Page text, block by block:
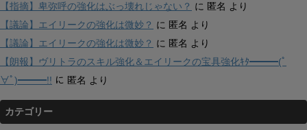
【指摘】卑弥呼の強化はぶっ壊れじゃない？ に 匿名 より
【議論】エイリークの強化は微妙？ に 匿名 より
【議論】エイリークの強化は微妙？ に 匿名 より
【朗報】ヴリトラのスキル強化＆エイリークの宝具強化ｷﾀ━━━(ﾟ
∀ﾟ)━━━!! に 匿名 より
カテゴリー